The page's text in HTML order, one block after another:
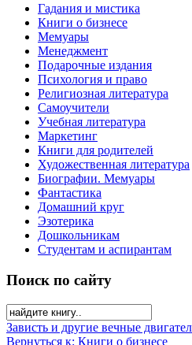
Гадания и мистика
Книги о бизнесе
Мемуары
Менеджмент
Подарочные издания
Психология и право
Религиозная литература
Самоучители
Учебная литература
Маркетинг
Книги для родителей
Художественная литература
Биографии. Мемуары
Фантастика
Домашний круг
Эзотерика
Дошкольникам
Студентам и аспирантам
Поиск по сайту
Зависть и другие вечные
Вернуться к: Книги о бизнесе